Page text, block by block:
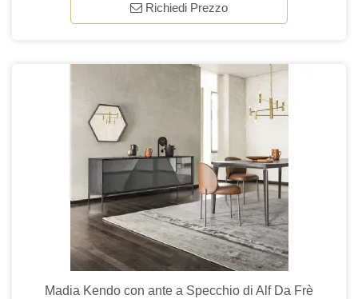
Richiedi Prezzo
Madia Kendo con ante a Specchio di Alf Da Frè